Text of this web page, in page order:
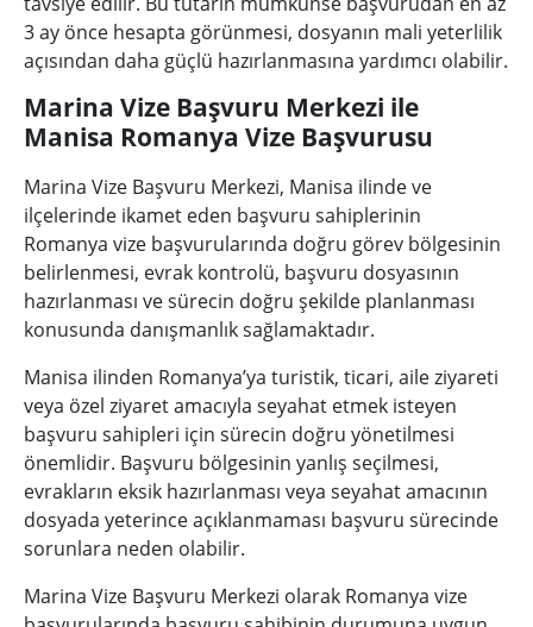
3 ay önce hesapta görünmesi, dosyanın mali yeterlilik
açısından daha güçlü hazırlanmasına yardımcı olabilir.
Marina Vize Başvuru Merkezi ile
Manisa Romanya Vize Başvurusu
Marina Vize Başvuru Merkezi, Manisa ilinde ve
ilçelerinde ikamet eden başvuru sahiplerinin
Romanya vize başvurularında doğru görev bölgesinin
belirlenmesi, evrak kontrolü, başvuru dosyasının
hazırlanması ve sürecin doğru şekilde planlanması
konusunda danışmanlık sağlamaktadır.
Manisa ilinden Romanya’ya turistik, ticari, aile ziyareti
veya özel ziyaret amacıyla seyahat etmek isteyen
başvuru sahipleri için sürecin doğru yönetilmesi
önemlidir. Başvuru bölgesinin yanlış seçilmesi,
evrakların eksik hazırlanması veya seyahat amacının
dosyada yeterince açıklanmaması başvuru sürecinde
sorunlara neden olabilir.
Marina Vize Başvuru Merkezi olarak Romanya vize